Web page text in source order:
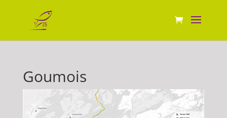
Goumois